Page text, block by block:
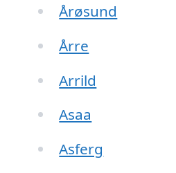
Årøsund
Årre
Arrild
Asaa
Asferg